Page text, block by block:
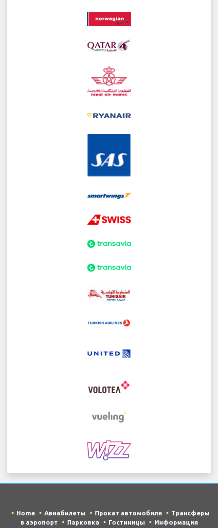
Home Авиабилеты Прокат автомобиля
Трансферы
в аэропорт
Парковка Гостиницы Информация